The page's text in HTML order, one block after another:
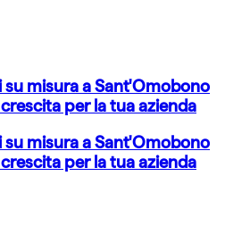
misura a Sant'Omobono
per la tua azienda
misura a Sant'Omobono
per la tua azienda